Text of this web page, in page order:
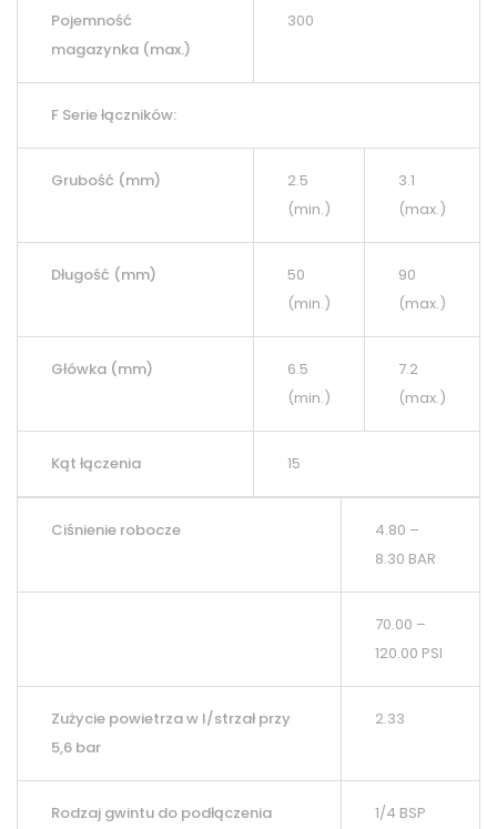
Pojemność
magazynka (max.)
300
F Serie łączników:
Grubość (mm)
2.5
(min.)
3.1
(max.)
Długość (mm)
50
(min.)
90
(max.)
Główka (mm)
6.5
(min.)
7.2
(max.)
Kąt łączenia 15
Ciśnienie robocze
4.80 –
8.30 BAR
70.00 –
120.00 PSI
Zużycie powietrza w l/strzał przy
5,6 bar
2.33
Rodzaj gwintu do podłączenia
1/4 BSP